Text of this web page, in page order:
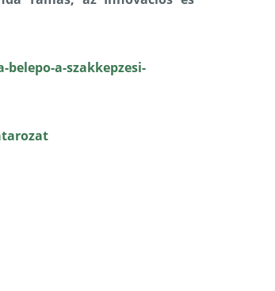
a-szakkepzesi-